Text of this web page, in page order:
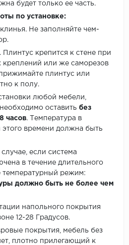
будет только ее часть.
по установке:
Не заполняйте чем-
Плинтус крепится к стене при
или же саморезов
плинтус или
к полу.
любой мебели,
оставить без
часов. Температура в
времени должна быть
если система
в течение длительного
температурный режим:
должно быть не более чем
напольного покрытия
12-28 Градусов.
покрытия, мебель без
плотно прилегающий к